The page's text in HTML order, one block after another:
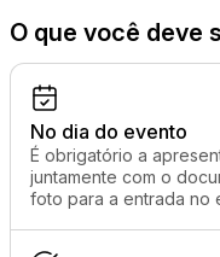
O que você deve
No dia do evento
É obrigatório a
juntamente com o
foto para a entrada no